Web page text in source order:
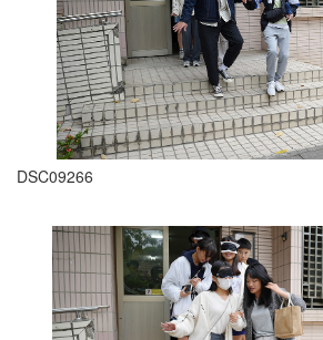
DSC09266